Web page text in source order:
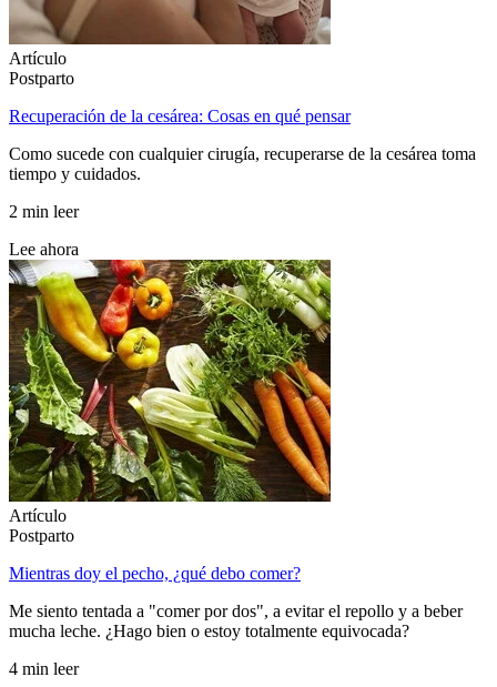
Artículo
Postparto
Recuperación de la cesárea: Cosas en qué pensar
Como sucede con cualquier cirugía, recuperarse de la cesárea toma
tiempo y cuidados.
2 min leer
Lee ahora
Artículo
Postparto
Mientras doy el pecho, ¿qué debo comer?
Me siento tentada a "comer por dos", a evitar el repollo y a beber
mucha leche. ¿Hago bien o estoy totalmente equivocada?
4 min leer